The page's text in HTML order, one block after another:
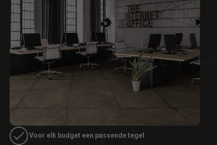
Voor elk budget een passende tegel